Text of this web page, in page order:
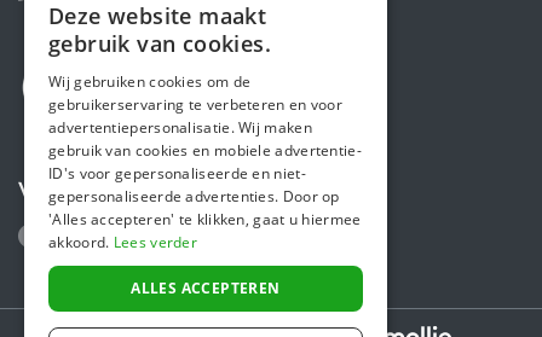
Volg ons
ENGLISH
Deze website maakt
gebruik van cookies.
Wij gebruiken cookies om de
gebruikerservaring te verbeteren en voor
advertentiepersonalisatie. Wij maken
gebruik van cookies en mobiele advertentie-
ID's voor gepersonaliseerde en niet-
gepersonaliseerde advertenties. Door op
'Alles accepteren' te klikken, gaat u hiermee
akkoord. Lees verder
ALLES ACCEPTEREN